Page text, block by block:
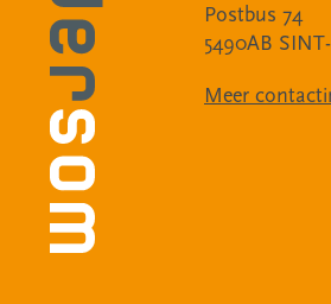
Postbus 74
5490AB
Meer